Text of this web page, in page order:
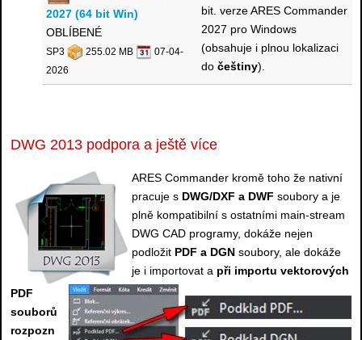
2027 (64 bit Win)
OBLÍBENÉ
SP3 255.02 MB
07-04-
2026
bit. verze ARES Commander
2027 pro Windows
(obsahuje i plnou lokalizaci
do češtiny).
DWG 2013 podpora a ještě více
ARES Commander kromě toho že nativní
pracuje s DWG/DXF a DWF soubory a je
plně kompatibilní s ostatními main-stream
DWG CAD programy, dokáže nejen
podložit PDF a DGN soubory, ale dokáže
je i importovat a při importu vektorových
PDF
souborů
rozpozn